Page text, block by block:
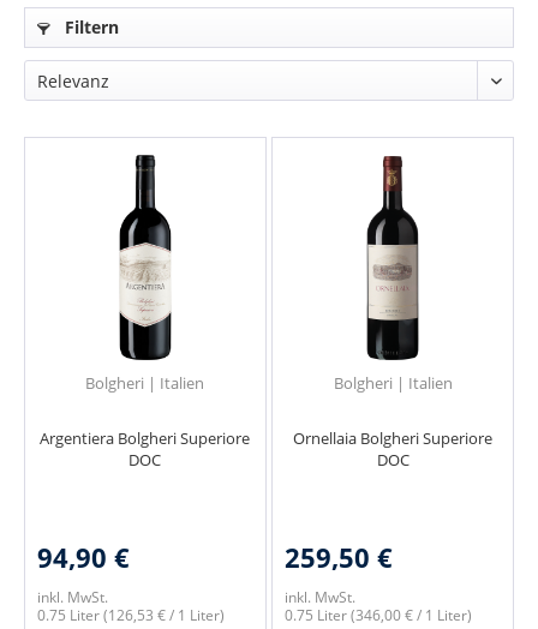
Filtern
Bolgheri | Italien
Argentiera Bolgheri Superiore
DOC
94,90 €
inkl. MwSt.
0.75 Liter(126,53 € / 1 Liter)
Bolgheri | Italien
Ornellaia Bolgheri Superiore
DOC
259,50 €
inkl. MwSt.
0.75 Liter(346,00 € / 1 Liter)